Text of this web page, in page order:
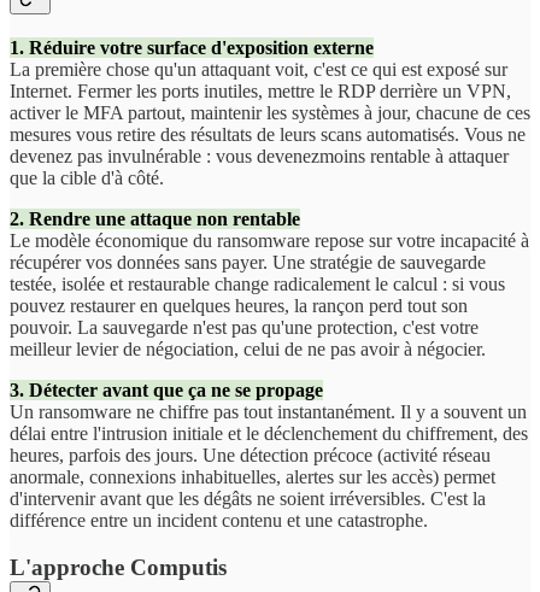
1. Réduire votre surface d'exposition externe
La première chose qu'un attaquant voit, c'est ce qui est exposé sur
Internet. Fermer les ports inutiles, mettre le RDP derrière un VPN,
activer le MFA partout, maintenir les systèmes à jour, chacune de ces
mesures vous retire des résultats de leurs scans automatisés. Vous ne
devenez pas invulnérable : vous devenezmoins rentable à attaquer
que la cible d'à côté.
2. Rendre une attaque non rentable
Le modèle économique du ransomware repose sur votre incapacité à
récupérer vos données sans payer. Une stratégie de sauvegarde
testée, isolée et restaurable change radicalement le calcul : si vous
pouvez restaurer en quelques heures, la rançon perd tout son
pouvoir. La sauvegarde n'est pas qu'une protection, c'est votre
meilleur levier de négociation, celui de ne pas avoir à négocier.
3. Détecter avant que ça ne se propage
Un ransomware ne chiffre pas tout instantanément. Il y a souvent un
délai entre l'intrusion initiale et le déclenchement du chiffrement, des
heures, parfois des jours. Une détection précoce (activité réseau
anormale, connexions inhabituelles, alertes sur les accès) permet
d'intervenir avant que les dégâts ne soient irréversibles. C'est la
différence entre un incident contenu et une catastrophe.
L'approche Computis